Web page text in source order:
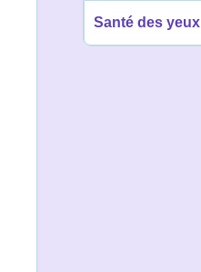
Santé des yeux